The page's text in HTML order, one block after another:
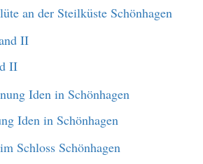
an der Steilküste Schönhagen
II
Iden in Schönhagen